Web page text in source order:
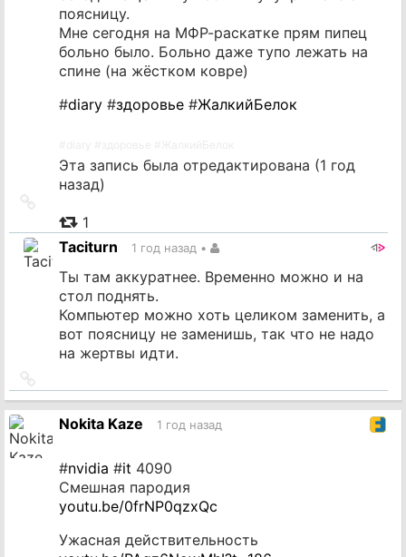
поясницу.
Мне сегодня на МФР-раскатке прям пипец
больно было. Больно даже тупо лежать на
спине (на жёстком ковре)
#diary #здоровье #ЖалкийБелок
Эта запись была отредактирована (1 год
назад)
источник
1
Taciturn
1 год назад •
Ты там аккуратнее. Временно можно и на
стол поднять.
Компьютер можно хоть целиком заменить, а
вот поясницу не заменишь, так что не надо
на жертвы идти.
на
источник
Nokita Kaze 1 год назад
#nvidia #it 4090
Смешная пародия
youtu.be/0frNP0qzxQc
Ужасная действительность